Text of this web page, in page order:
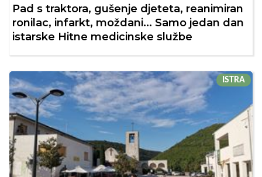
Pad s traktora, gušenje djeteta, reanimiran
ronilac, infarkt, moždani... Samo jedan dan
istarske Hitne medicinske službe
ISTRA